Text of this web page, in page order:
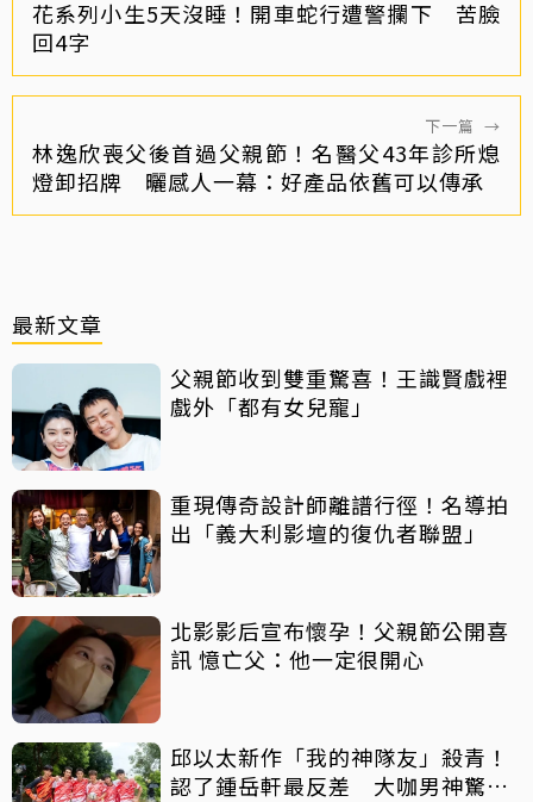
花系列小生5天沒睡！開車蛇行遭警攔下 苦臉
回4字
下一篇 →
林逸欣喪父後首過父親節！名醫父43年診所熄
燈卸招牌 曬感人一幕：好產品依舊可以傳承
最新文章
父親節收到雙重驚喜！王識賢戲裡
戲外「都有女兒寵」
重現傳奇設計師離譜行徑！名導拍
出「義大利影壇的復仇者聯盟」
北影影后宣布懷孕！父親節公開喜
訊 憶亡父：他一定很開心
邱以太新作「我的神隊友」殺青！
認了鍾岳軒最反差 大咖男神驚喜